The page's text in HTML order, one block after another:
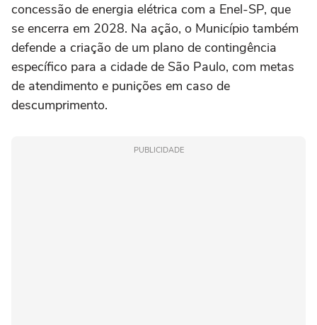
concessão de energia elétrica com a Enel-SP, que
se encerra em 2028. Na ação, o Município também
defende a criação de um plano de contingência
específico para a cidade de São Paulo, com metas
de atendimento e punições em caso de
descumprimento.
PUBLICIDADE